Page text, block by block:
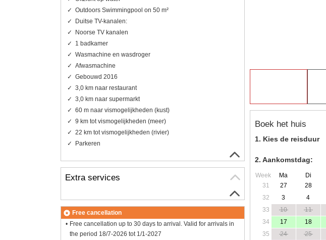
Boek het huis
1. Kies de reisduur
2. Aankomstdag:
Week Ma Di
31
27 28
32
3 4
33
10 11
34
17 18
35
24 25
Outdoors Swimmingpool on 50 m²
Duitse TV-kanalen:
Noorse TV kanalen
1 badkamer
Wasmachine en wasdroger
Afwasmachine
Gebouwd 2016
3,0 km naar restaurant
3,0 km naar supermarkt
60 m naar vismogelijkheden (kust)
9 km tot vismogelijkheden (meer)
22 km tot vismogelijkheden (rivier)
Parkeren
Extra services
Free cancellation
Free cancellation up to 30 days to arrival. Valid for arrivals in
the period 18/7-2026 tot 1/1-2027